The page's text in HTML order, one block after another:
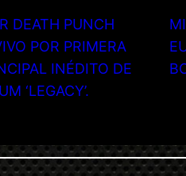
DEATH PUNCH
POR PRIMERA
INÉDITO DE
‘LEGACY’.